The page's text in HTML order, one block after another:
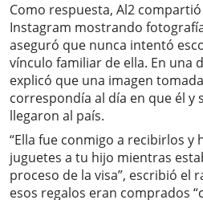
Como respuesta, Al2
Instagram mostrando
aseguró que nunca intentó
vínculo familiar de ella. En una
explicó que una imagen
correspondía al día en que él y
llegaron al país.
“Ella fue conmigo a recibirlos y
juguetes a tu hijo mientras
proceso de la visa”, escribió el
esos regalos eran comprados